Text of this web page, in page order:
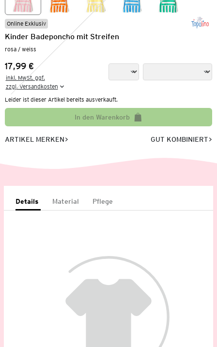
Online Exklusiv
Kinder Badeponcho mit Streifen
rosa / weiss
Preis:
17,99 €
inkl. MwSt. ggf.
zzgl. Versandkosten
Leider ist dieser Artikel bereits ausverkauft.
In den Warenkorb
ARTIKEL MERKEN GUT KOMBINIERT
Details Material Pflege